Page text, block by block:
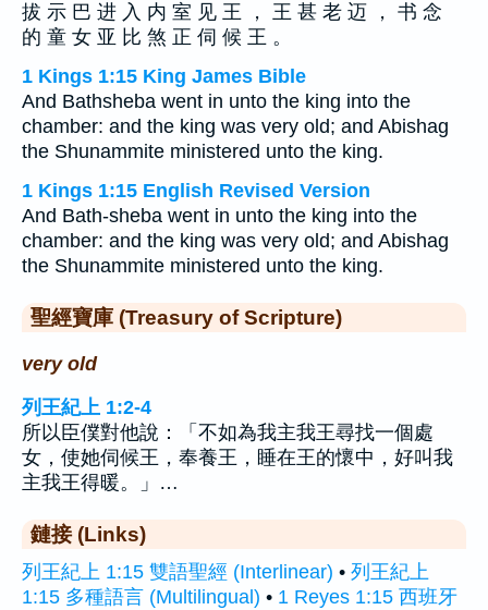
拔 示 巴 进 入 内 室 见 王 ， 王 甚 老 迈 ， 书 念
的 童 女 亚 比 煞 正 伺 候 王 。
1 Kings 1:15 King James Bible
And Bathsheba went in unto the king into the
chamber: and the king was very old; and Abishag
the Shunammite ministered unto the king.
1 Kings 1:15 English Revised Version
And Bath-sheba went in unto the king into the
chamber: and the king was very old; and Abishag
the Shunammite ministered unto the king.
聖經寶庫 (Treasury of Scripture)
very old
列王紀上 1:2-4
所以臣僕對他說：「不如為我主我王尋找一個處
女，使她伺候王，奉養王，睡在王的懷中，好叫我
主我王得暖。」…
鏈接 (Links)
列王紀上 1:15 雙語聖經 (Interlinear) • 列王紀上
1:15 多種語言 (Multilingual) • 1 Reyes 1:15 西班牙